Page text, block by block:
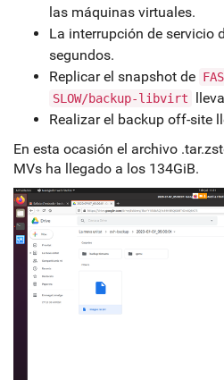
las máquinas virtuales.
La interrupción de servicio
segundos.
Replicar el snapshot de
SLOW/backup-libvirt
Realizar el backup off-site
En esta ocasión el archivo
MVs ha llegado a los 134GiB.